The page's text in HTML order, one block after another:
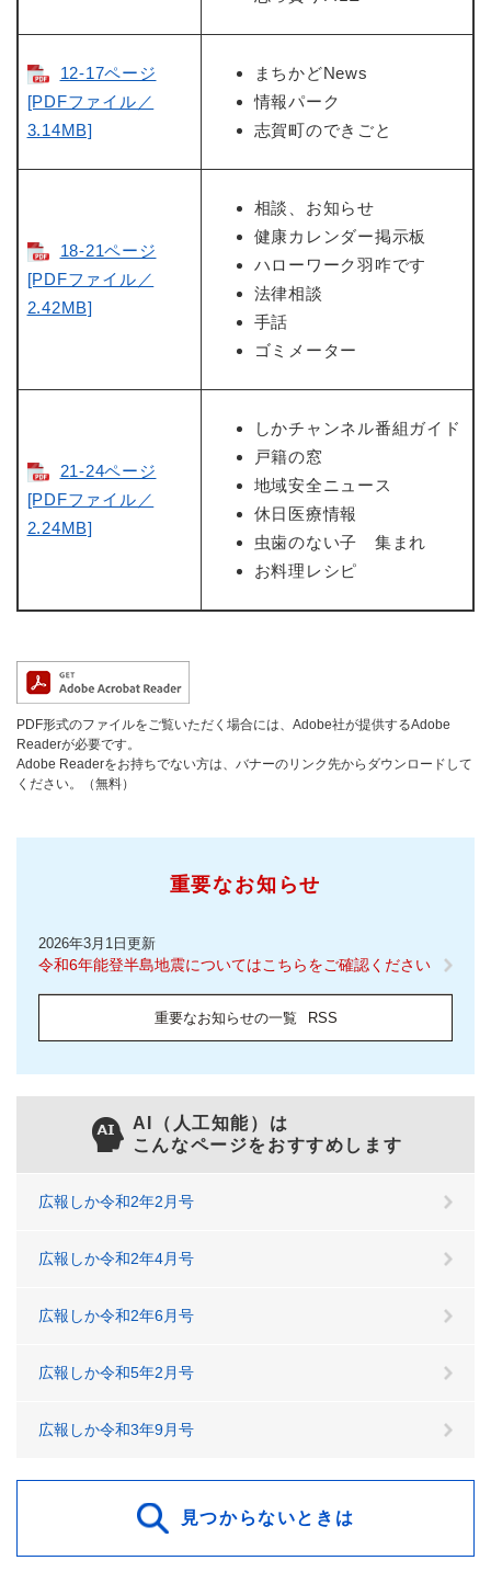
12-17ページ
[PDFファイル／
3.14MB]
まちかどNews
情報パーク
志賀町のできごと
18-21ページ
[PDFファイル／
2.42MB]
相談、お知らせ
健康カレンダー掲示板
ハローワーク羽咋です
法律相談
手話
ゴミメーター
21-24ページ
[PDFファイル／
2.24MB]
しかチャンネル番組ガイド
戸籍の窓
地域安全ニュース
休日医療情報
虫歯のない子 集まれ
お料理レシピ
PDF形式のファイルをご覧いただく場合には、Adobe社が提供するAdobe
Readerが必要です。
Adobe Readerをお持ちでない方は、バナーのリンク先からダウンロードして
ください。（無料）
重要なお知らせ
2026年3月1日更新
令和6年能登半島地震についてはこちらをご確認ください
重要なお知らせの一覧 RSS
AI（人工知能）は
こんなページをおすすめします
広報しか令和2年2月号
広報しか令和2年4月号
広報しか令和2年6月号
広報しか令和5年2月号
広報しか令和3年9月号
見つからないときは